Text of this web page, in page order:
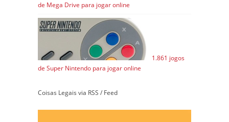
de Mega Drive para jogar online
1.861 jogos
de Super Nintendo para jogar online
Coisas Legais via RSS / Feed